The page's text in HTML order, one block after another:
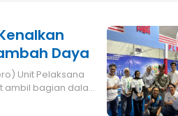
Daya
Unit Pelaksana
ambil bagian dalam